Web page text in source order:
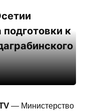
к
— Министерство